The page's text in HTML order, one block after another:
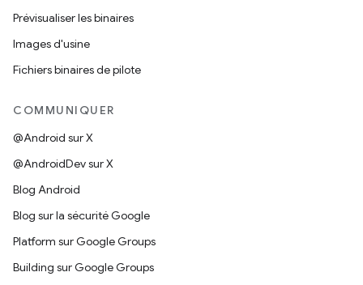
Prévisualiser les binaires
Images d'usine
Fichiers binaires de pilote
COMMUNIQUER
@Android sur X
@AndroidDev sur X
Blog Android
Blog sur la sécurité Google
Platform sur Google Groups
Building sur Google Groups